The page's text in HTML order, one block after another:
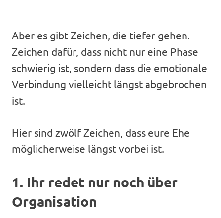
Aber es gibt Zeichen, die tiefer gehen.
Zeichen dafür, dass nicht nur eine Phase
schwierig ist, sondern dass die emotionale
Verbindung vielleicht längst abgebrochen
ist.
Hier sind zwölf Zeichen, dass eure Ehe
möglicherweise längst vorbei ist.
1. Ihr redet nur noch über
Organisation